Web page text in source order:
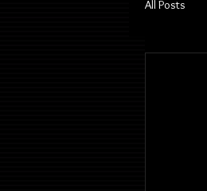
All Posts